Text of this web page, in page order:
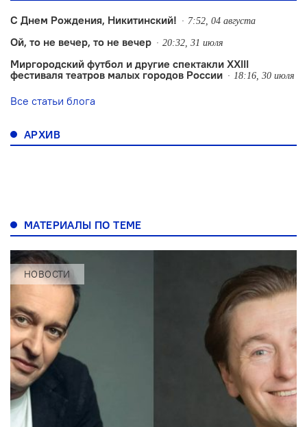
С Днем Рождения, Никитинский! 7:52, 04 августа
Ой, то не вечер, то не вечер 20:32, 31 июля
Миргородский футбол и другие спектакли XXIII
фестиваля театров малых городов России
18:16, 30 июля
Все статьи блога
АРХИВ
МАТЕРИАЛЫ ПО ТЕМЕ
НОВОСТИ